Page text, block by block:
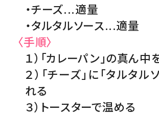
・チーズ...適量
・タルタルソース...適量
〈手順〉
１）「カレーパン」の真ん中
２）「チーズ」に「タルタル
れる
３）トースターで温める